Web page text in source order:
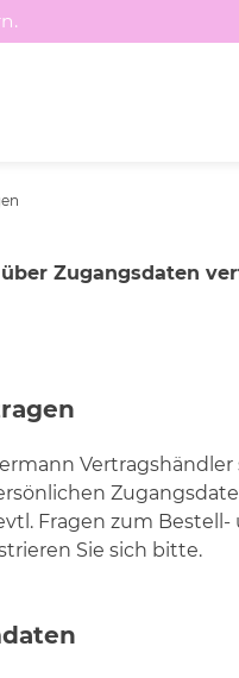
Zugangsdaten
Fragen zum
Sie sich bitte.